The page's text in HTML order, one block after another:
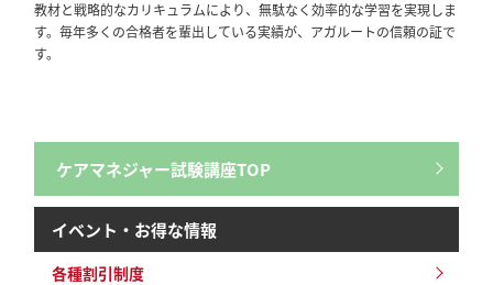
2024/12/06 全資格種
【ご案内】※重要※【2024年12月10日実施】メンテナンスのお知らせ
教材と戦略的なカリキュラムにより、無駄なく効率的な学習を実現しま
す。毎年多くの合格者を輩出している実績が、アガルートの信頼の証で
す。
ケアマネジャー試験講座TOP
イベント・お得な情報
各種割引制度